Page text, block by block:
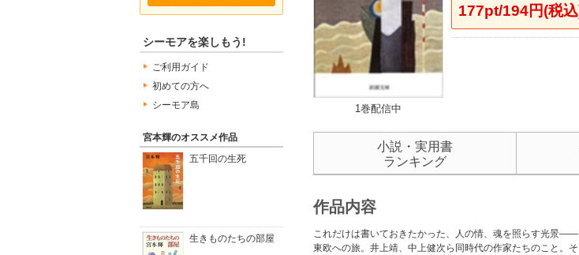
シーモアを楽しもう!
ご利用ガイド
初めての方へ
シーモア島
宮本輝のオススメ作品
五千回の生死
生きものたちの部屋
1巻配信中
177pt/194円(税
小説・実用書
ランキング
作品内容
これだけは書いておきたかった、人の情、魂を照らす光景
東欧への旅。井上靖、中上健次ら同時代の作家たちのこと。